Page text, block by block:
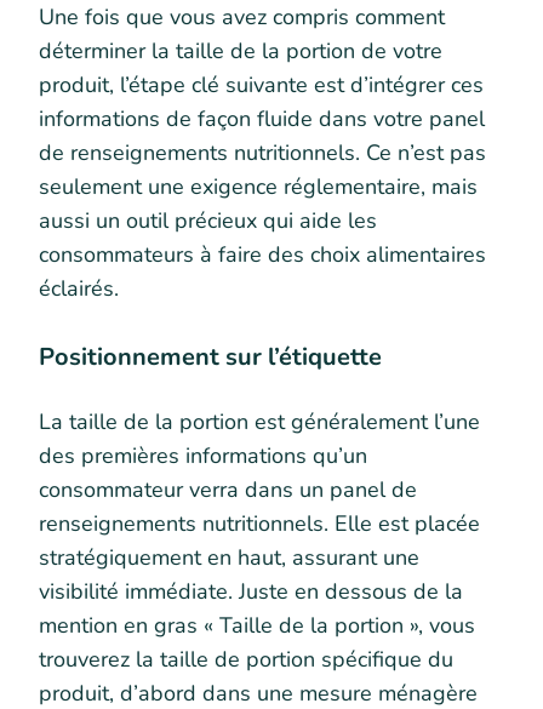
Une fois que vous avez compris comment
déterminer la taille de la portion de votre
produit, l’étape clé suivante est d’intégrer ces
informations de façon fluide dans votre panel
de renseignements nutritionnels. Ce n’est pas
seulement une exigence réglementaire, mais
aussi un outil précieux qui aide les
consommateurs à faire des choix alimentaires
éclairés.
Positionnement sur l’étiquette
La taille de la portion est généralement l’une
des premières informations qu’un
consommateur verra dans un panel de
renseignements nutritionnels. Elle est placée
stratégiquement en haut, assurant une
visibilité immédiate. Juste en dessous de la
mention en gras « Taille de la portion », vous
trouverez la taille de portion spécifique du
produit, d’abord dans une mesure ménagère